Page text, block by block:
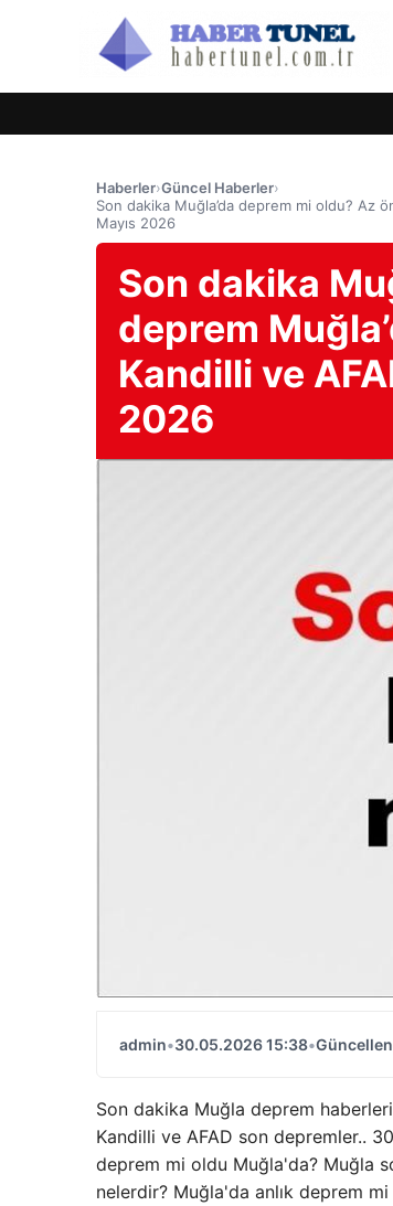
Haberler›Güncel Haberler›
Son dakika Muğla’da deprem mi oldu? Az
Mayıs 2026
Son dakika
deprem
Kandilli ve
2026
admin•30.05.2026 15:38•
Son dakika Muğla deprem
Kandilli ve AFAD son depremler..
deprem mi oldu Muğla'da? Muğla
nelerdir? Muğla'da anlık deprem